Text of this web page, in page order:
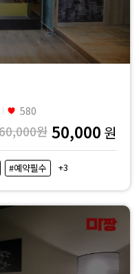
580
원 50,000 원
#예약필수 +3